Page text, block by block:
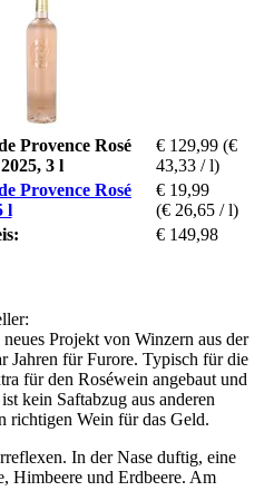
Provence Rosé
3 l
€ 129,99 (€
43,33 / l)
Provence Rosé
l
€ 19,99
(€ 26,65 / l)
€ 149,98
neues Projekt von Winzern aus der
Jahren für Furore. Typisch für die
für den Roséwein angebaut und
kein Saftabzug aus anderen
richtigen Wein für das Geld.
In der Nase duftig, eine
Himbeere und Erdbeere. Am